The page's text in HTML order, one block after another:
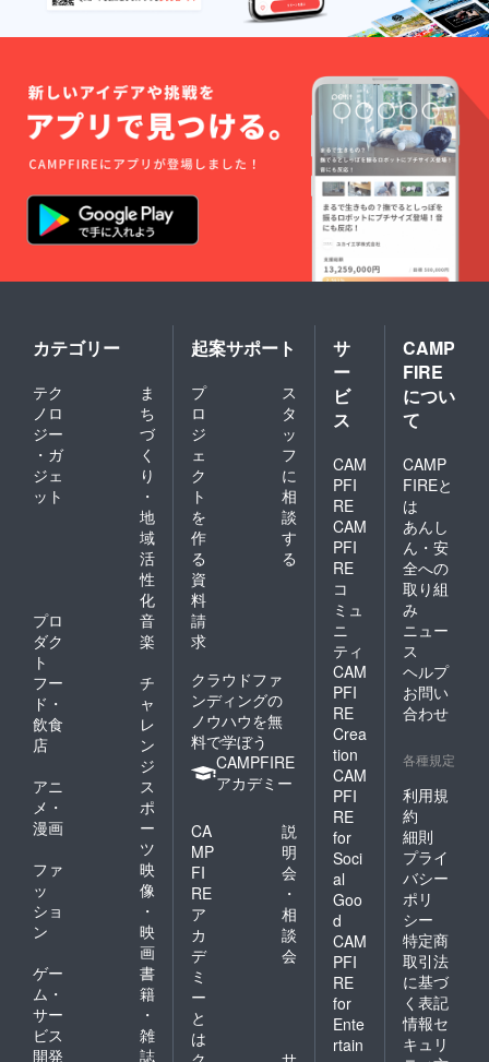
カテゴリー
テク
ノロ
ジー
・ガ
ジェ
ット
ま
ち
づ
く
り
・
地
域
活
性
化
プロ
ダク
ト
音
楽
フー
ド・
飲食
店
チ
ャ
レ
ン
ジ
アニ
メ・
漫画
ス
ポ
ー
ツ
ファ
ッ
ショ
ン
映
像
・
映
画
ゲー
ム・
サー
ビス
開発
書
籍
・
雑
誌
起案サポート
プ
ロ
ジ
ェ
ク
ト
を
作
る
ス
タ
ッ
フ
に
相
談
す
る
資
料
請
求
クラウドファ
ンディングの
ノウハウを無
料で学ぼう
CAMPFIRE
アカデミー
CA
MP
FI
RE
ア
カ
デ
ミ
ー
と
は
説
明
会
・
相
談
会
サ
ー
ビ
ス
CAM
PFI
RE
CAM
PFI
RE
コ
ミュ
ニ
ティ
CAM
PFI
RE
Crea
tion
CAM
PFI
RE
for
Soci
al
Goo
d
CAM
PFI
RE
for
Ente
rtain
CAMP
FIRE
につい
て
CAMP
FIREと
は
あんし
ん・安
全への
取り組
み
ニュー
ス
ヘルプ
お問い
合わせ
各種規定
利用規
約
細則
プライ
バシー
ポリ
シー
特定商
取引法
に基づ
く表記
情報セ
キュリ